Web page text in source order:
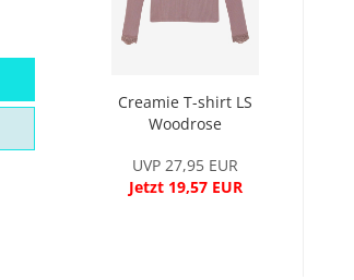
Creamie T-shirt LS
Woodrose
UVP 27,95 EUR
Jetzt 19,57 EUR